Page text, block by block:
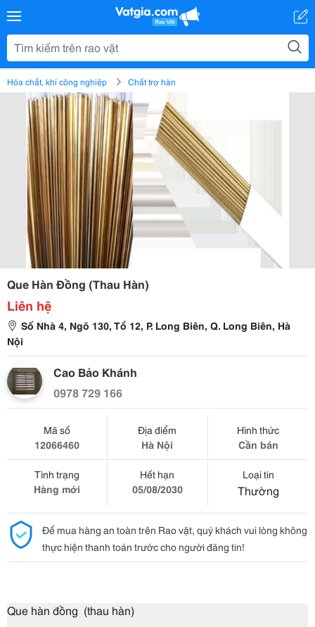
Hóa chất, khí công nghiệp Chất trợ hàn
Que Hàn Đồng (Thau Hàn)
Liên hệ
Số Nhà 4, Ngõ 130, Tổ 12, P. Long Biên, Q. Long Biên, Hà
Nội
Cao Bảo Khánh
0978 729 166
Mã số
12066460
Địa điểm
Hà Nội
Hình thức
Cần bán
Tình trạng
Hàng mới
Hết hạn
05/08/2030
Loại tin
Thường
Để mua hàng an toàn trên Rao vặt, quý khách vui lòng không
thực hiện thanh toán trước cho người đăng tin!
Que hàn đồng (thau hàn)